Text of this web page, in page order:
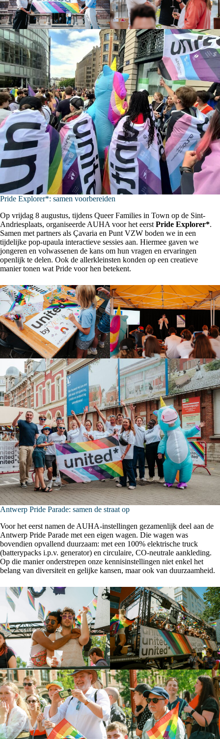
Pride Explorer*: samen voorbereiden
Op vrijdag 8 augustus, tijdens Queer Families in Town op de Sint-
Andriesplaats, organiseerde AUHA voor het eerst Pride Explorer*.
Samen met partners als Çavaria en Punt VZW boden we in een
tijdelijke pop-upaula interactieve sessies aan. Hiermee gaven we
jongeren en volwassenen de kans om hun vragen en ervaringen
openlijk te delen. Ook de allerkleinsten konden op een creatieve
manier tonen wat Pride voor hen betekent.
Antwerp Pride Parade: samen de straat op
Voor het eerst namen de AUHA-instellingen gezamenlijk deel aan de
Antwerp Pride Parade met een eigen wagen. Die wagen was
bovendien opvallend duurzaam: met een 100% elektrische truck
(batterypacks i.p.v. generator) en circulaire, CO-neutrale aankleding.
Op die manier onderstrepen onze kennisinstellingen niet enkel het
belang van diversiteit en gelijke kansen, maar ook van duurzaamheid.